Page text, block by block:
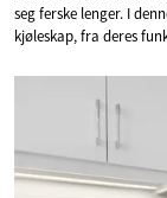
seg ferske lenger. I
kjøleskap, fra deres